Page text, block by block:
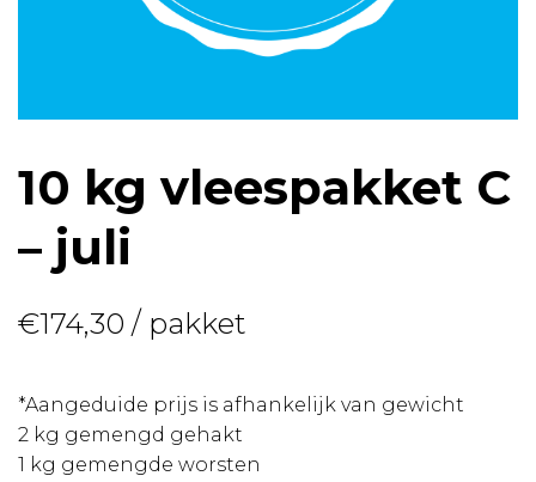
10 kg vleespakket C
– juli
€174,30 / pakket
*Aangeduide prijs is afhankelijk van gewicht
2 kg gemengd gehakt
1 kg gemengde worsten